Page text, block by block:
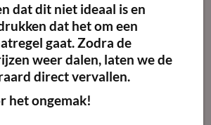
dat dit niet ideaal is en
dat het om een
gaat. Zodra de
weer dalen, laten we de
direct vervallen.
het ongemak!